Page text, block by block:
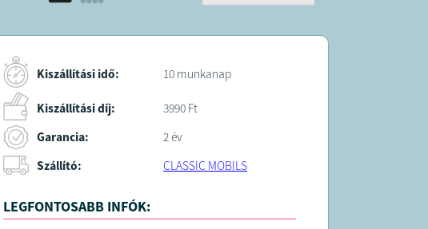
Kiszállítási idő: 10 munkanap
Kiszállítási díj:
3990 Ft
Garancia:
2 év
Szállító:
CLASSIC MOBILS
LEGFONTOSABB INFÓK: